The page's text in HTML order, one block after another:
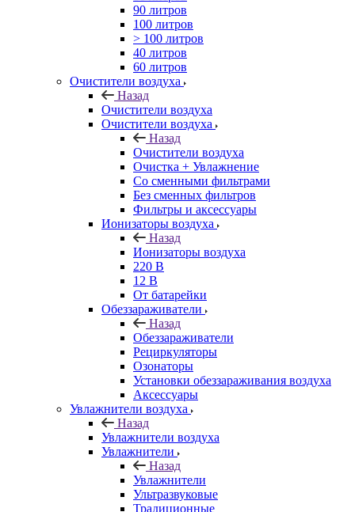
90 литров
100 литров
> 100 литров
40 литров
60 литров
Очистители воздуха
Назад
Очистители воздуха
Очистители воздуха
Назад
Очистители воздуха
Очистка + Увлажнение
Cо сменными фильтрами
Без сменных фильтров
Фильтры и аксессуары
Ионизаторы воздуха
Назад
Ионизаторы воздуха
220 В
12 В
От батарейки
Обеззараживатели
Назад
Обеззараживатели
Рециркуляторы
Озонаторы
Установки обеззараживания воздуха
Аксессуары
Увлажнители воздуха
Назад
Увлажнители воздуха
Увлажнители
Назад
Увлажнители
Ультразвуковые
Традиционные